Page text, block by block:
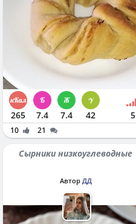
265 7.4 7.4 42 5
10 21
Сырники низкоуглеводные
Автор ДД